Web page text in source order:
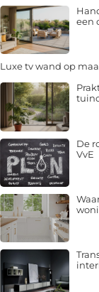
een
Luxe tv wand op
De
VvE